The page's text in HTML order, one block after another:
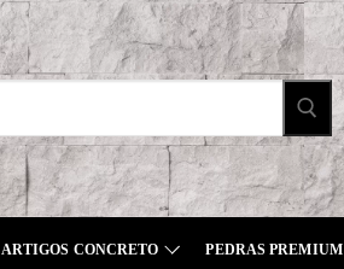
ARTIGOS CONCRETO PEDRAS PREMIUM